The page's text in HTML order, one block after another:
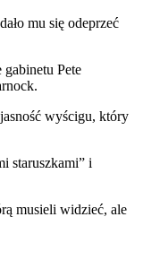
mu się odeprzeć
Pete
wyścigu, który
staruszkami” i
musieli widzieć, ale